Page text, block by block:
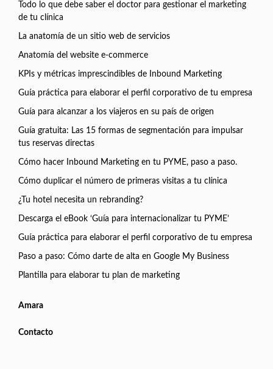
Todo lo que debe saber el doctor para gestionar el marketing
de tu clínica
La anatomía de un sitio web de servicios
Anatomía del website e-commerce
KPIs y métricas imprescindibles de Inbound Marketing
Guía práctica para elaborar el perfil corporativo de tu empresa
Guía para alcanzar a los viajeros en su país de origen
Guía gratuita: Las 15 formas de segmentación para impulsar
tus reservas directas
Cómo hacer Inbound Marketing en tu PYME, paso a paso.
Cómo duplicar el número de primeras visitas a tu clínica
¿Tu hotel necesita un rebranding?
Descarga el eBook ‘Guía para internacionalizar tu PYME’
Guía práctica para elaborar el perfil corporativo de tu empresa
Paso a paso: Cómo darte de alta en Google My Business
Plantilla para elaborar tu plan de marketing
Amara
Contacto